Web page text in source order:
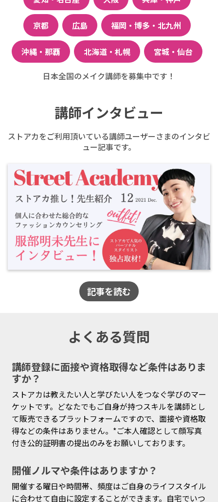
京都 広島 福岡・博多・北九州
沖縄・那覇 北海道・札幌 宮城・仙台
日本全国のメイク講師を募集中です！
講師インタビュー
ストアカをご利用頂いている講師ユーザーさまのインタビ
ュー記事です。
記事を読む
よくある質問
講師登録に面接や資格取得など条件はありま
すか？
ストアカは教えたい人と学びたい人をつなぐ学びのマー
ケットです。どなたでもご自身が持つスキルを講師とし
て販売できるプラットフォームですので、面接や資格取
得などの条件はありません。*ご本人確認として顔写真
付き公的証明書の提出のみをお願いしております。
開催ノルマや条件はありますか？
開催する曜日や時間帯、頻度はご自身のライフスタイル
に合わせて自由に設定することができます。自宅でいつ